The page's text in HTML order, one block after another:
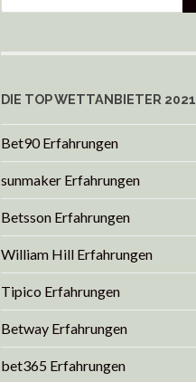
DIE TOP WETTANBIETER 2021
Bet90 Erfahrungen
sunmaker Erfahrungen
Betsson Erfahrungen
William Hill Erfahrungen
Tipico Erfahrungen
Betway Erfahrungen
bet365 Erfahrungen